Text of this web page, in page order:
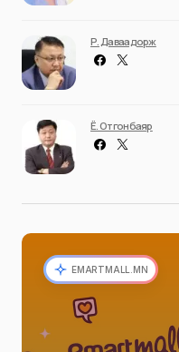
Р. Даваадорж
Ё. Отгонбаяр
EMARTMALL.MN